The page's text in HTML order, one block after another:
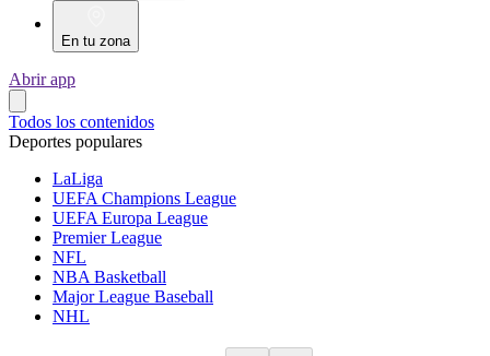
En tu zona
Abrir app
Todos los contenidos
Deportes populares
LaLiga
UEFA Champions League
UEFA Europa League
Premier League
NFL
NBA Basketball
Major League Baseball
NHL